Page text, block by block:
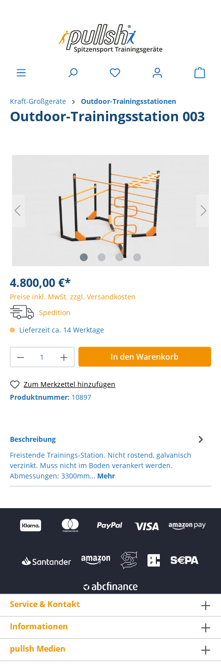
Kraft-Großgeräte Outdoor-Trainingsstationen
Outdoor-Trainingsstation 003
4.800,00 €*
Preise inkl. MwSt. zzgl. Versandkosten
Spedition
Lieferzeit ca. 14 Werktage
In den Warenkorb
Zum Merkzettel hinzufügen
Produktnummer: 10897
Beschreibung
Freistende Trainings-Station. Nicht rostend, galvanisch
verzinkt. Muss nicht im Boden verankert werden.
Abmessungen: 3300mm… Mehr
Service & Kontakt
Informationen
pullsh Medien